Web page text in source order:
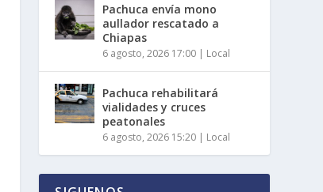
Pachuca envía mono
aullador rescatado a
Chiapas
6 agosto, 2026 17:00 | Local
Pachuca rehabilitará
vialidades y cruces
peatonales
6 agosto, 2026 15:20 | Local